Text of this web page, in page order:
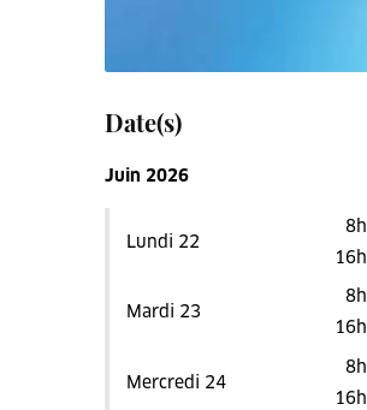
Date(s)
Juin 2026
Lundi 22
Mardi 23
Mercredi 24